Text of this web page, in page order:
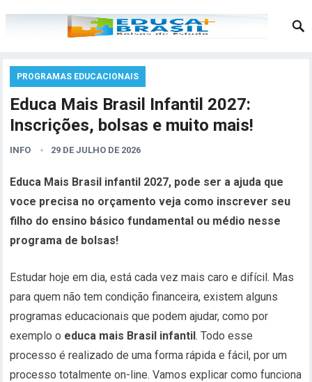
PROGRAMAS EDUCACIONAIS
Educa Mais Brasil Infantil 2027:
Inscrições, bolsas e muito mais!
INFO 29 DE JULHO DE 2026
Educa Mais Brasil infantil 2027, pode ser a ajuda que
voce precisa no orçamento veja como inscrever seu
filho do ensino básico fundamental ou médio nesse
programa de bolsas!
Estudar hoje em dia, está cada vez mais caro e difícil. Mas
para quem não tem condição financeira, existem alguns
programas educacionais que podem ajudar, como por
exemplo o educa mais Brasil infantil. Todo esse
processo é realizado de uma forma rápida e fácil, por um
processo totalmente on-line. Vamos explicar como funciona